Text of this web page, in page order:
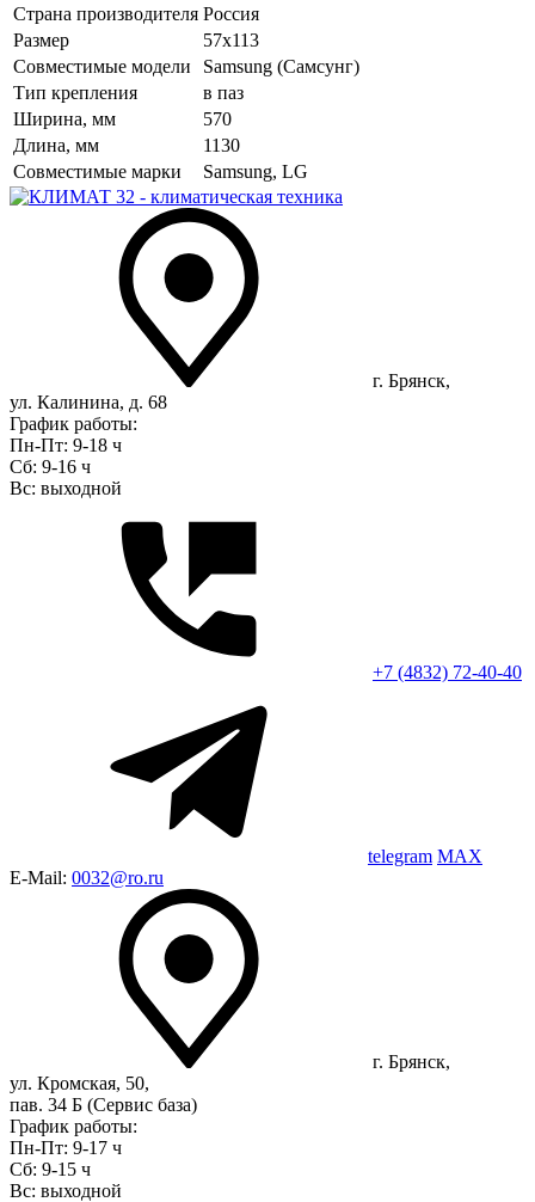
Страна производителя Россия
Размер
57х113
Совместимые модели
Samsung (Самсунг)
Тип крепления
в паз
Ширина, мм
570
Длина, мм
1130
Совместимые марки
Samsung, LG
г. Брянск,
ул. Калинина, д. 68
График работы:
Пн-Пт: 9-18 ч
Сб: 9-16 ч
Вс: выходной
+7 (4832) 72-40-40
telegram MAX
E-Mail: 0032@ro.ru
г. Брянск,
ул. Кромская, 50,
пав. 34 Б (Сервис база)
График работы:
Пн-Пт: 9-17 ч
Сб: 9-15 ч
Вс: выходной